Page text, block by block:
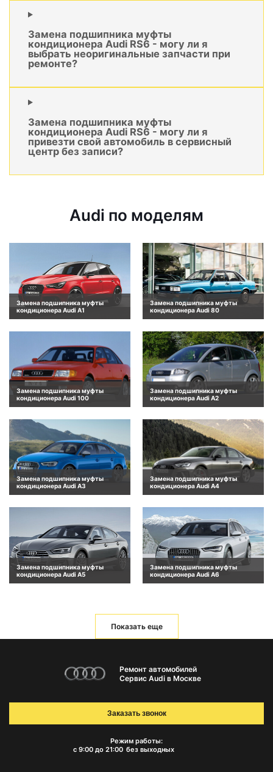
Замена подшипника муфты
кондиционера Audi RS6 - могу ли я
выбрать неоригинальные запчасти при
ремонте?
Замена подшипника муфты
кондиционера Audi RS6 - могу ли я
привезти свой автомобиль в сервисный
центр без записи?
Audi по моделям
Замена подшипника муфты
кондиционера Audi A1
Замена подшипника муфты
кондиционера Audi 80
Замена подшипника муфты
кондиционера Audi 100
Замена подшипника муфты
кондиционера Audi A2
Замена подшипника муфты
кондиционера Audi A3
Замена подшипника муфты
кондиционера Audi A4
Замена подшипника муфты
кондиционера Audi A5
Замена подшипника муфты
кондиционера Audi A6
Показать еще
Ремонт автомобилей
Сервис Audi в Москве
Режим работы:
с 9:00 до 21:00 без выходных
Заказать звонок